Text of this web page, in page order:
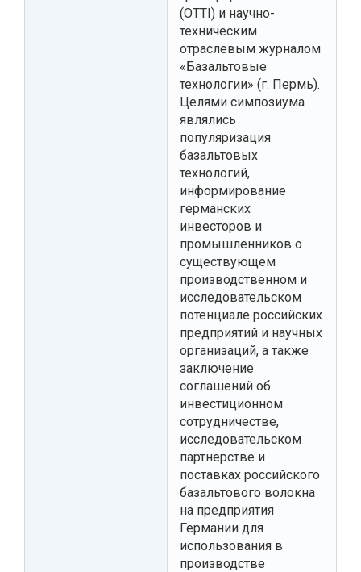
(OTTI) и научно-
техническим
отраслевым журналом
«Базальтовые
технологии» (г. Пермь).
Целями симпозиума
являлись
популяризация
базальтовых
технологий,
информирование
германских
инвесторов и
промышленников о
существующем
производственном и
исследовательском
потенциале российских
предприятий и научных
организаций, а также
заключение
соглашений об
инвестиционном
сотрудничестве,
исследовательском
партнерстве и
поставках российского
базальтового волокна
на предприятия
Германии для
использования в
производстве